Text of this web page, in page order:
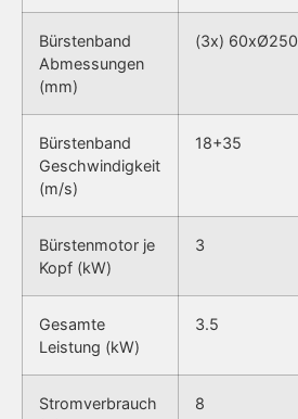
Bürstenband
Abmessungen
(mm)
(3x) 60xØ250
Bürstenband
Geschwindigkeit
(m/s)
18+35
Bürstenmotor je
Kopf (kW)
3
Gesamte
Leistung (kW)
3.5
Stromverbrauch
8